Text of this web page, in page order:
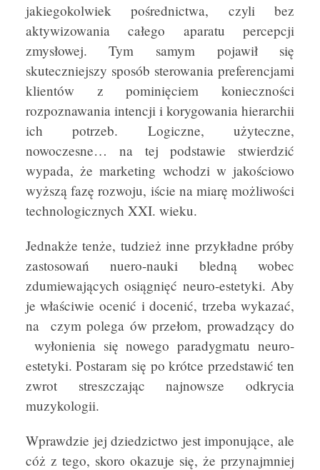
jakiegokolwiek pośrednictwa, czyli bez
aktywizowania całego aparatu percepcji
zmysłowej. Tym samym pojawił się
skuteczniejszy sposób sterowania preferencjami
klientów z pominięciem konieczności
rozpoznawania intencji i korygowania hierarchii
ich potrzeb. Logiczne, użyteczne,
nowoczesne… na tej podstawie stwierdzić
wypada, że marketing wchodzi w jakościowo
wyższą fazę rozwoju, iście na miarę możliwości
technologicznych XXI. wieku.
Jednakże tenże, tudzież inne przykładne próby
zastosowań nuero-nauki bledną wobec
zdumiewających osiągnięć neuro-estetyki. Aby
je właściwie ocenić i docenić, trzeba wykazać,
na czym polega ów przełom, prowadzący do
wyłonienia się nowego paradygmatu neuro-
estetyki. Postaram się po krótce przedstawić ten
zwrot streszczając najnowsze odkrycia
muzykologii.
Wprawdzie jej dziedzictwo jest imponujące, ale
cóż z tego, skoro okazuje się, że przynajmniej